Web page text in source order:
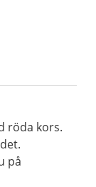
röda kors.
på